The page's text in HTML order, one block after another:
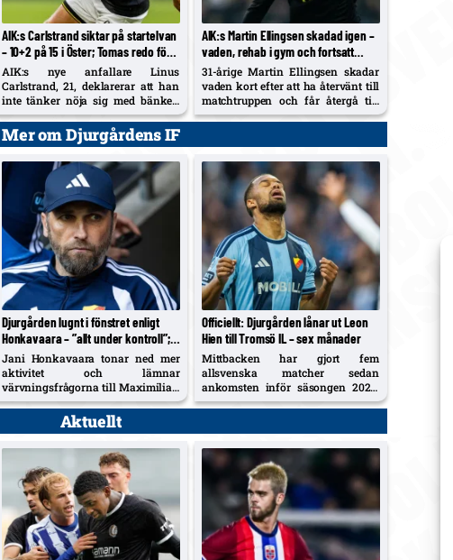
AIK:s Carlstrand siktar på startelvan
– 10+2 på 15 i Öster; Tomas redo för
lördag
AIK:s nye anfallare Linus
Carlstrand, 21, deklarerar att han
inte tänker nöja sig med bänken
efter debuten mot Örgryte.
Samtidigt säger 29-årige
mittbacken Diogo Tomas att han är
AIK:s Martin Ellingsen skadad igen –
vaden, rehab i gym och fortsatt
väntan på allsvensk debut
31-årige Martin Ellingsen skadar
vaden kort efter att ha återvänt till
matchtruppen och får återgå till
gym-rehab. Han har ännu inte
också utreds...
Mer om Djurgårdens IF
Djurgården lugnt i fönstret enligt
Honkavaara – ”allt under kontroll”;
Tschoumy-Nana nära matchform,
Asoro borta ”av en anledning”
Jani Honkavaara tonar ned mer
aktivitet och lämnar
värvningsfrågorna till Maximilian
Hahn. Hyllar Filip Manojlovic,
bekräftar att Daryl Tschoumy-
Nana närmar sig – och förklarar
är borta "av en anledning".
Officiellt: Djurgården lånar ut Leon
Hien till Tromsö IL – sex månader
Mittbacken har gjort fem
allsvenska matcher sedan
ankomsten inför säsongen 2026.
DIF:s fotbollschef Maximilian
Aktuellt